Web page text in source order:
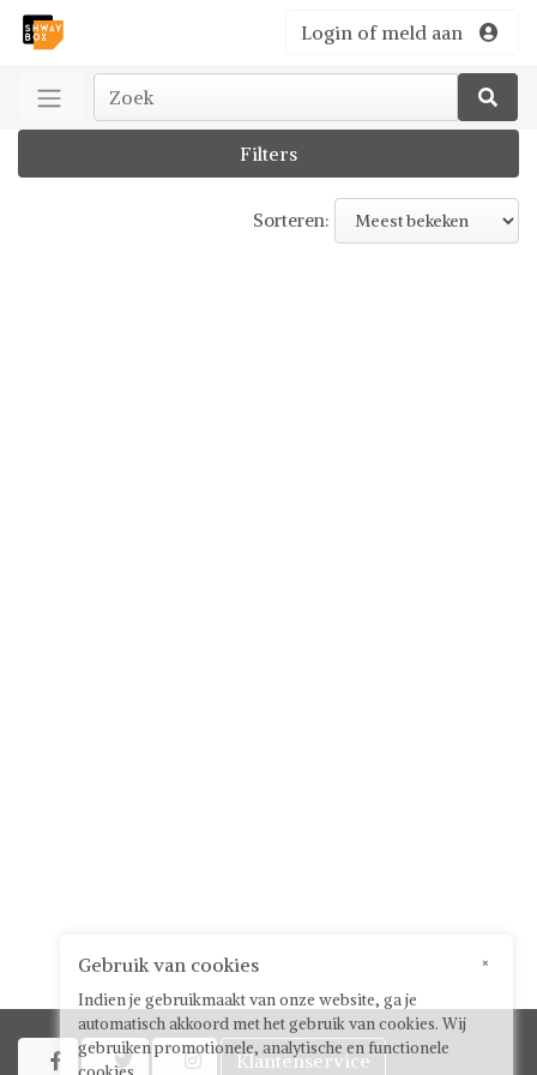
Login of meld aan
Filters
Sorteren:
   Klantenservice
×
Gebruik van cookies
Indien je gebruikmaakt van onze website, ga je
automatisch akkoord met het gebruik van cookies. Wij
gebruiken promotionele, analytische en functionele